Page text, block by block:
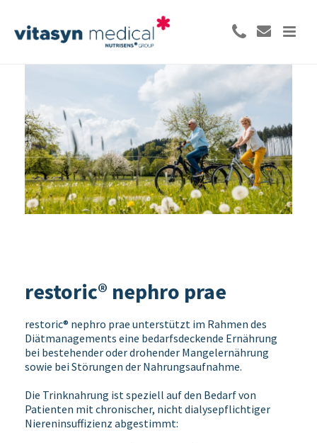
restoric® nephro prae
restoric® nephro prae unterstützt im Rahmen des
Diätmanagements eine bedarfsdeckende Ernährung
bei bestehender oder drohender Mangelernährung
sowie bei Störungen der Nahrungsaufnahme.
Die Trinknahrung ist speziell auf den Bedarf von
Patienten mit chronischer, nicht dialysepflichtiger
Niereninsuffizienz abgestimmt: